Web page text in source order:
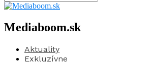
Mediaboom.sk
Aktuality
Exkluzívne